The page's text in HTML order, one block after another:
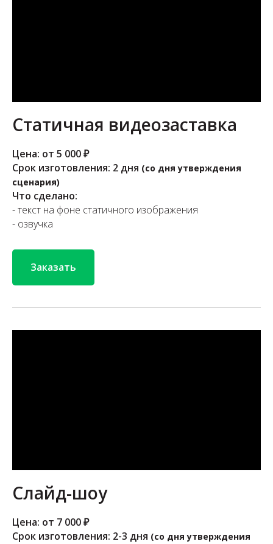
Статичная видеозаставка
Цена: от 5 000 ₽
Срок изготовления: 2 дня (со дня утверждения
сценария)
Что сделано:
- текст на фоне статичного изображения
- озвучка
Заказать
Слайд-шоу
Цена: от 7 000 ₽
Срок изготовления: 2-3 дня (со дня утверждения